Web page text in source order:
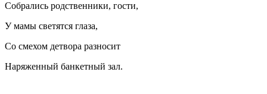
Собрались родственники, гости,
У мамы светятся глаза,
Со смехом детвора разносит
Наряженный банкетный зал.